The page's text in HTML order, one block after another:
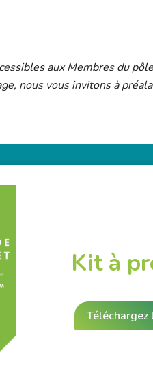
aux Membres du
nous vous invitons à
Kit à
Téléchargez